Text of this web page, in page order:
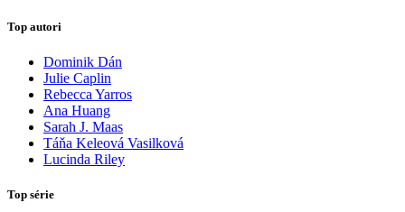
Top autori
Dominik Dán
Julie Caplin
Rebecca Yarros
Ana Huang
Sarah J. Maas
Táňa Keleová Vasilková
Lucinda Riley
Top série